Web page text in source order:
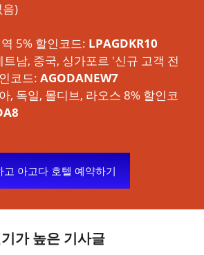
)
5% 할인코드: LPAGDKR10
트남, 중국, 싱가포르 '신규 고객 전
코드: AGODANEW7
, 독일, 몰디브, 라오스 8% 할인코
아고다 호텔 예약하기
기가 높은 기사글